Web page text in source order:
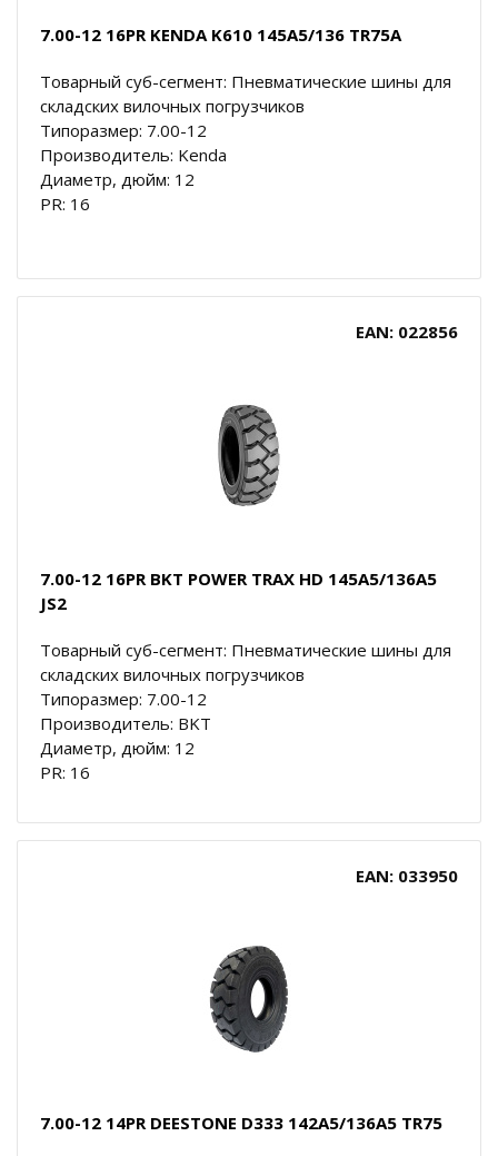
7.00-12 16PR KENDA K610 145A5/136 TR75A
Товарный суб-сегмент: Пневматические шины для
складских вилочных погрузчиков
Типоразмер: 7.00-12
Производитель: Kenda
Диаметр, дюйм: 12
PR: 16
EAN: 022856
7.00-12 16PR BKT POWER TRAX HD 145A5/136A5
JS2
Товарный суб-сегмент: Пневматические шины для
складских вилочных погрузчиков
Типоразмер: 7.00-12
Производитель: BKT
Диаметр, дюйм: 12
PR: 16
EAN: 033950
7.00-12 14PR DEESTONE D333 142A5/136A5 TR75